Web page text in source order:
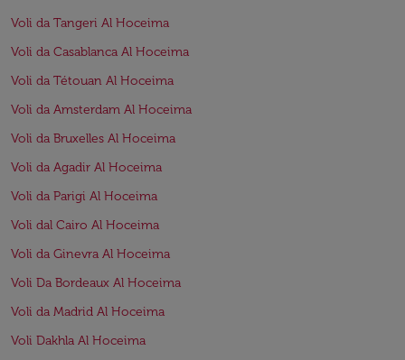
Voli da Tangeri Al Hoceima
Voli da Casablanca Al Hoceima
Voli da Tétouan Al Hoceima
Voli da Amsterdam Al Hoceima
Voli da Bruxelles Al Hoceima
Voli da Agadir Al Hoceima
Voli da Parigi Al Hoceima
Voli dal Cairo Al Hoceima
Voli da Ginevra Al Hoceima
Voli Da Bordeaux Al Hoceima
Voli da Madrid Al Hoceima
Voli Dakhla Al Hoceima